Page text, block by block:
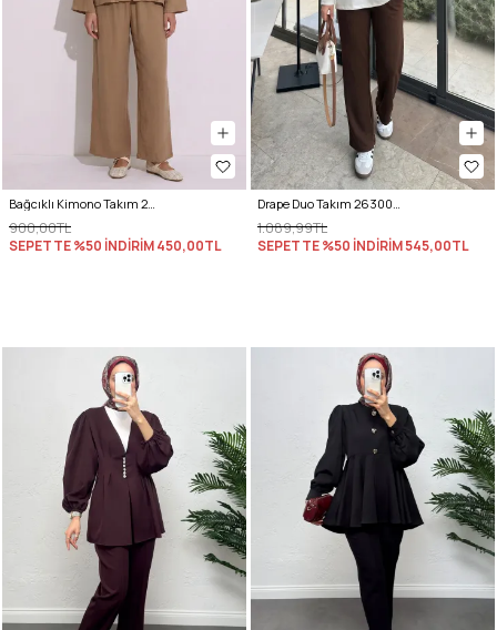
Bağcıklı Kimono Takım 26610 - BİSKÜVİ
900,00TL
SEPETTE %50 İNDİRİM450,00TL
Drape Duo Takım 263006 - KOYU KAHVE
1.089,99TL
SEPETTE %50 İNDİRİM545,00TL